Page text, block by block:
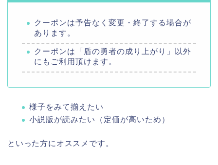
クーポンは予告なく変更・終了する場合が
あります。
クーポンは「盾の勇者の成り上がり」以外
にもご利用頂けます。
様子をみて揃えたい
小説版が読みたい（定価が高いため）
といった方にオススメです。